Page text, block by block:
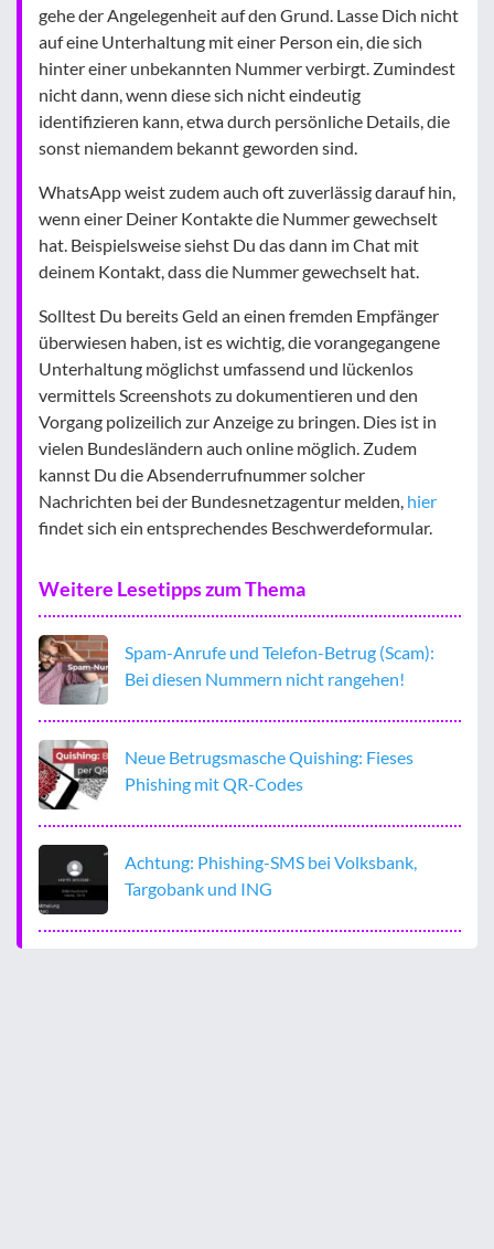
gehe der Angelegenheit auf den Grund. Lasse Dich nicht
auf eine Unterhaltung mit einer Person ein, die sich
hinter einer unbekannten Nummer verbirgt. Zumindest
nicht dann, wenn diese sich nicht eindeutig
identifizieren kann, etwa durch persönliche Details, die
sonst niemandem bekannt geworden sind.
WhatsApp weist zudem auch oft zuverlässig darauf hin,
wenn einer Deiner Kontakte die Nummer gewechselt
hat. Beispielsweise siehst Du das dann im Chat mit
deinem Kontakt, dass die Nummer gewechselt hat.
Solltest Du bereits Geld an einen fremden Empfänger
überwiesen haben, ist es wichtig, die vorangegangene
Unterhaltung möglichst umfassend und lückenlos
vermittels Screenshots zu dokumentieren und den
Vorgang polizeilich zur Anzeige zu bringen. Dies ist in
vielen Bundesländern auch online möglich. Zudem
kannst Du die Absenderrufnummer solcher
Nachrichten bei der Bundesnetzagentur melden, hier
findet sich ein entsprechendes Beschwerdeformular.
Weitere Lesetipps zum Thema
Spam-Anrufe und Telefon-Betrug (Scam):
Bei diesen Nummern nicht rangehen!
Neue Betrugsmasche Quishing: Fieses
Phishing mit QR-Codes
Achtung: Phishing-SMS bei Volksbank,
Targobank und ING